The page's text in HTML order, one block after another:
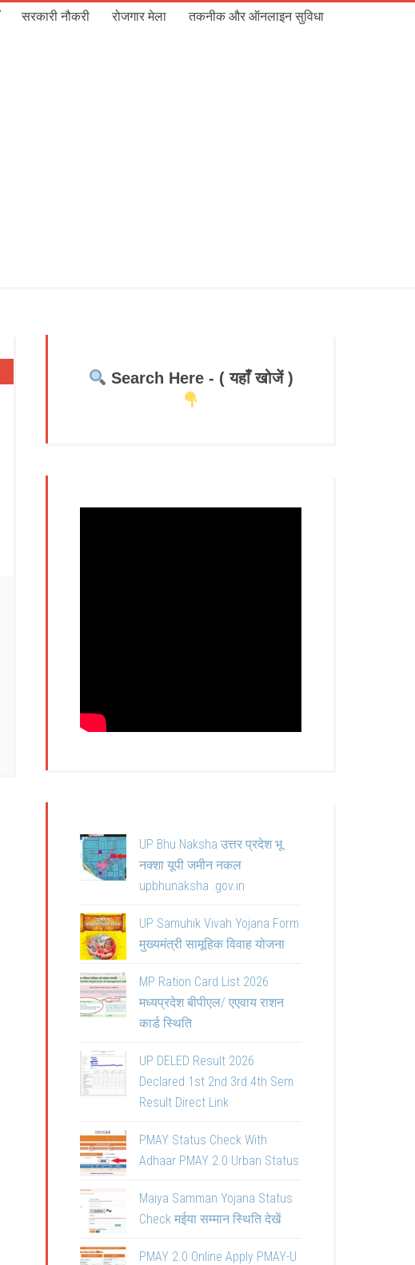
सरकारी नौकरी रोजगार मेला तकनीक और ऑनलाइन सुविधा
Search Here - ( यहाँ खोजें )
UP Bhu Naksha उत्तर प्रदेश भू
नक्शा यूपी जमीन नकल
upbhunaksha .gov.in
UP Samuhik Vivah Yojana Form
मुख्यमंत्री सामूहिक विवाह योजना
MP Ration Card List 2026
मध्यप्रदेश बीपीएल/ एएवाय राशन
कार्ड स्थिति
UP DELED Result 2026
Declared 1st 2nd 3rd 4th Sem
Result Direct Link
PMAY Status Check With
Adhaar PMAY 2.0 Urban Status
Maiya Samman Yojana Status
Check मईया सम्मान स्थिति देखें
PMAY 2.0 Online Apply PMAY-U